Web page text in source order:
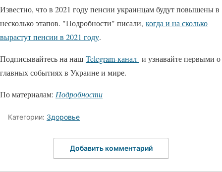
Известно, что в 2021 году пенсии украинцам будут повышены в
несколько этапов. "Подробности" писали, когда и на сколько
вырастут пенсии в 2021 году.
Подписывайтесь на наш Telegram-канал и узнавайте первыми о
главных событиях в Украине и мире.
По материалам: Подробности
Категории: Здоровье
Добавить комментарий